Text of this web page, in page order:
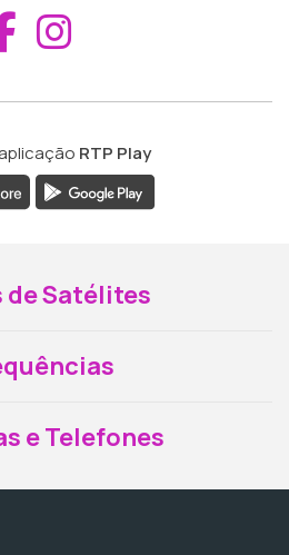
Aceder ao
RTP Play
de Satélites
e Telefones